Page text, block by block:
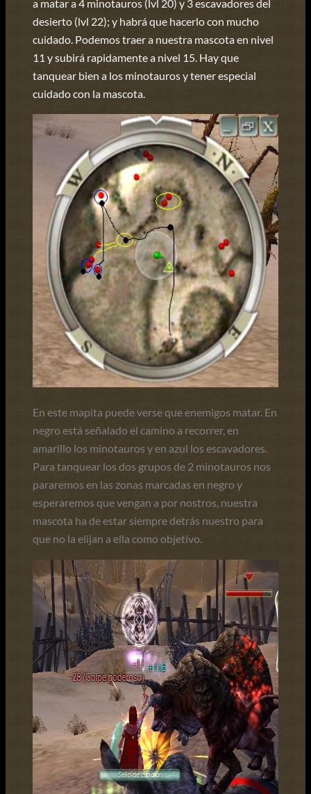
a matar a 4 minotauros (lvl 20) y 3 escavadores del
desierto (lvl 22); y habrá que hacerlo con mucho
cuidado. Podemos traer a nuestra mascota en nivel
11 y subirá rapidamente a nivel 15. Hay que
tanquear bien a los minotauros y tener especial
cuidado con la mascota.
En este mapita puede verse que enemigos matar. En
negro está señalado el camino a recorrer, en
amarillo los minotauros y en azul los escavadores.
Para tanquear los dos grupos de 2 minotauros nos
pararemos en las zonas marcadas en negro y
esperaremos que vengan a por nostros, nuestra
mascota ha de estar siempre detrás nuestro para
que no la elijan a ella como objetivo.